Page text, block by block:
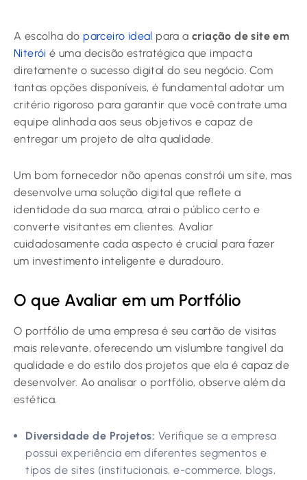
A escolha do parceiro ideal para acriação de site em
Niterói é uma decisão estratégica que impacta
diretamente o sucesso digital do seu negócio. Com
tantas opções disponíveis, é fundamental adotar um
critério rigoroso para garantir que você contrate uma
equipe alinhada aos seus objetivos e capaz de
entregar um projeto de alta qualidade.
Um bom fornecedor não apenas constrói um site, mas
desenvolve uma solução digital que reflete a
identidade da sua marca, atrai o público certo e
converte visitantes em clientes. Avaliar
cuidadosamente cada aspecto é crucial para fazer
um investimento inteligente e duradouro.
O que Avaliar em um Portfólio
O portfólio de uma empresa é seu cartão de visitas
mais relevante, oferecendo um vislumbre tangível da
qualidade e do estilo dos projetos que ela é capaz de
desenvolver. Ao analisar o portfólio, observe além da
estética.
Diversidade de Projetos: Verifique se a empresa
possui experiência em diferentes segmentos e
tipos de sites (institucionais, e-commerce, blogs,